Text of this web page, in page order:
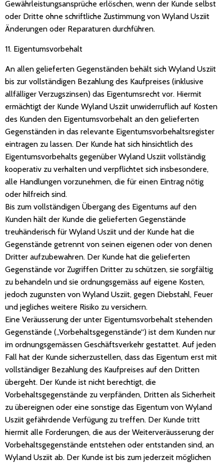
Gewährleistungsansprüche erlöschen, wenn der Kunde selbst
oder Dritte ohne schriftliche Zustimmung von Wyland Usziit
Änderungen oder Reparaturen durchführen.
11. Eigentumsvorbehalt
An allen gelieferten Gegenständen behält sich Wyland Usziit
bis zur vollständigen Bezahlung des Kaufpreises (inklusive
allfälliger Verzugszinsen) das Eigentumsrecht vor. Hiermit
ermächtigt der Kunde Wyland Usziit unwiderruflich auf Kosten
des Kunden den Eigentumsvorbehalt an den gelieferten
Gegenständen in das relevante Eigentumsvorbehaltsregister
eintragen zu lassen. Der Kunde hat sich hinsichtlich des
Eigentumsvorbehalts gegenüber Wyland Usziit vollständig
kooperativ zu verhalten und verpflichtet sich insbesondere,
alle Handlungen vorzunehmen, die für einen Eintrag nötig
oder hilfreich sind.
Bis zum vollständigen Übergang des Eigentums auf den
Kunden hält der Kunde die gelieferten Gegenstände
treuhänderisch für Wyland Usziit und der Kunde hat die
Gegenstände getrennt von seinen eigenen oder von denen
Dritter aufzubewahren. Der Kunde hat die gelieferten
Gegenstände vor Zugriffen Dritter zu schützen, sie sorgfältig
zu behandeln und sie ordnungsgemäss auf eigene Kosten,
jedoch zugunsten von Wyland Usziit, gegen Diebstahl, Feuer
und jegliches weitere Risiko zu versichern.
Eine Veräusserung der unter Eigentumsvorbehalt stehenden
Gegenstände („Vorbehaltsgegenstände“) ist dem Kunden nur
im ordnungsgemässen Geschäftsverkehr gestattet. Auf jeden
Fall hat der Kunde sicherzustellen, dass das Eigentum erst mit
vollständiger Bezahlung des Kaufpreises auf den Dritten
übergeht. Der Kunde ist nicht berechtigt, die
Vorbehaltsgegenstände zu verpfänden, Dritten als Sicherheit
zu übereignen oder eine sonstige das Eigentum von Wyland
Usziit gefährdende Verfügung zu treffen. Der Kunde tritt
hiermit alle Forderungen, die aus der Weiterveräusserung der
Vorbehaltsgegenstände entstehen oder entstanden sind, an
Wyland Usziit ab. Der Kunde ist bis zum jederzeit möglichen